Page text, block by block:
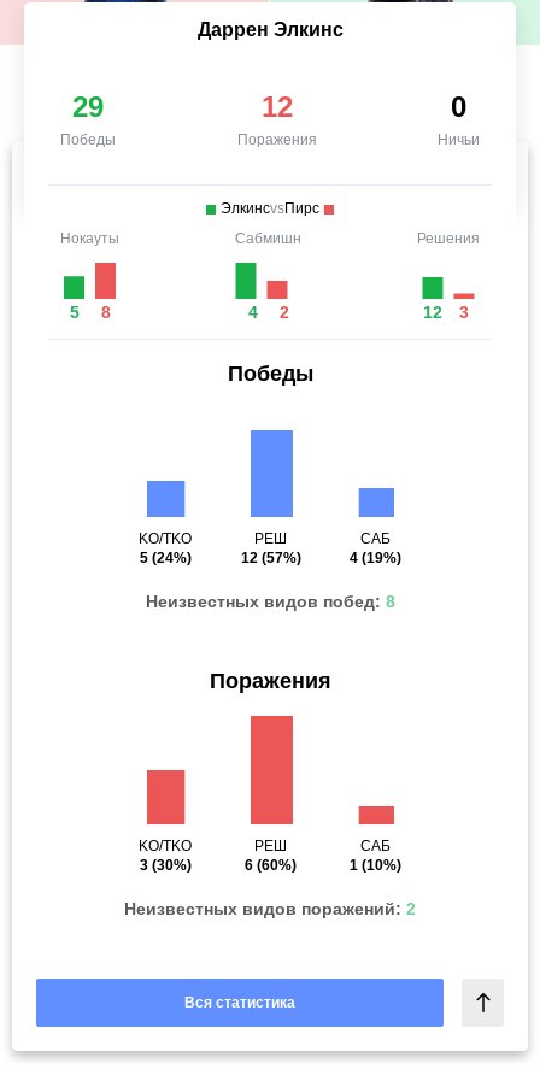
Даррен Элкинс
29
Победы
12
Поражения
0
Ничьи
ЭлкинсvsПирс
Нокауты
5 8
Сабмишн
4 2
Решения
12 3
Победы
KO/TKO
5(24%)
РЕШ
12(57%)
САБ
4 (19%)
Неизвестных видов побед: 8
Поражения
KO/TKO
3(30%)
РЕШ
6 (60%)
САБ
1 (10%)
Неизвестных видов поражений: 2
Вся статистика